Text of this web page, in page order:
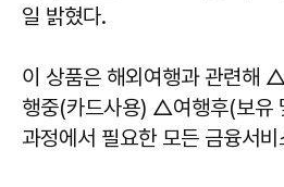
일 밝혔다.
이 상품은 해외여행과 관련해
행중(카드사용) △여행후(보유
과정에서 필요한 모든 금융서